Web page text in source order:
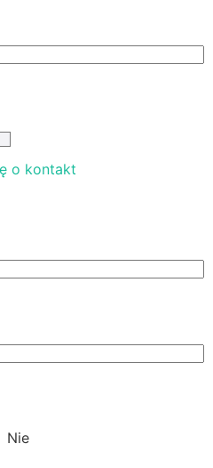
o kontakt
Nie